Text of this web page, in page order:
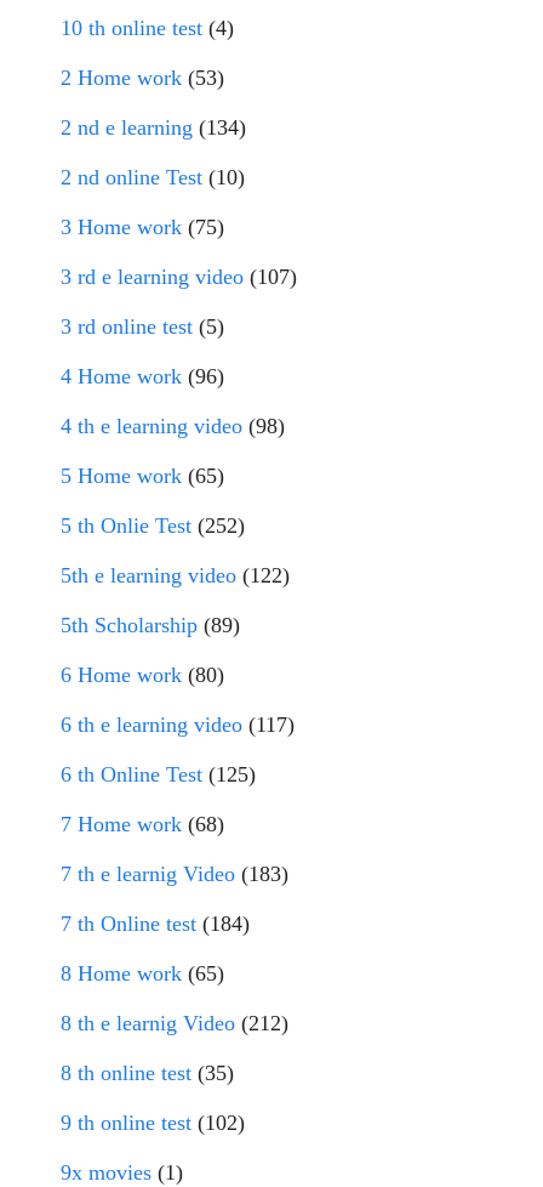
10 th online test (4)
2 Home work (53)
2 nd e learning (134)
2 nd online Test (10)
3 Home work (75)
3 rd e learning video (107)
3 rd online test (5)
4 Home work (96)
4 th e learning video (98)
5 Home work (65)
5 th Onlie Test (252)
5th e learning video (122)
5th Scholarship (89)
6 Home work (80)
6 th e learning video (117)
6 th Online Test (125)
7 Home work (68)
7 th e learnig Video (183)
7 th Online test (184)
8 Home work (65)
8 th e learnig Video (212)
8 th online test (35)
9 th online test (102)
9x movies (1)